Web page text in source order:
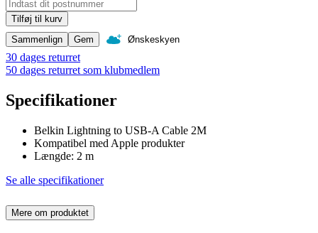
Tilføj til kurv
Sammenlign
Gem Ønskeskyen
30 dages returret
50 dages returret som klubmedlem
Specifikationer
Belkin Lightning to USB-A Cable 2M
Kompatibel med Apple produkter
Længde: 2 m
Se alle specifikationer
Mere om produktet